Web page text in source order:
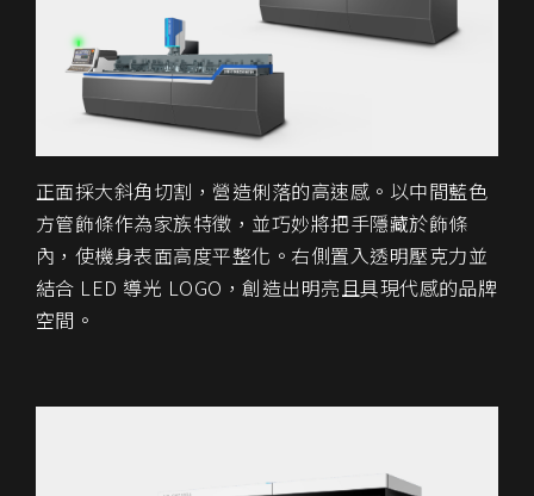
正面採大斜角切割，營造俐落的高速感。以中間藍色
方管飾條作為家族特徵，並巧妙將把手隱藏於飾條
內，使機身表面高度平整化。右側置入透明壓克力並
結合 LED 導光 LOGO，創造出明亮且具現代感的品牌
空間。